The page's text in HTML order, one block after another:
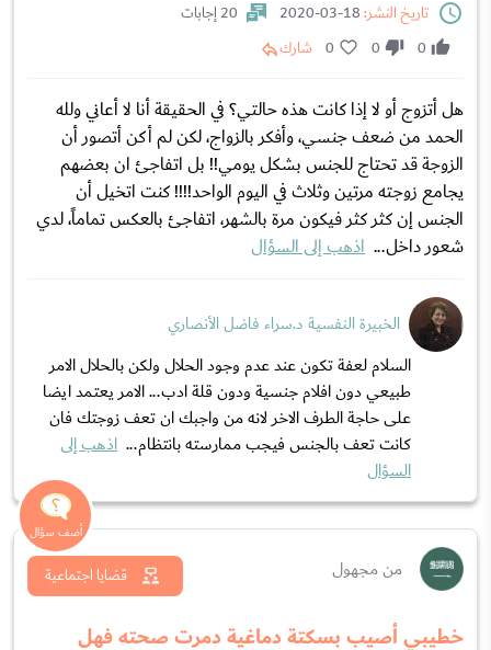
تاريخ النشر:
20 إجابات
0
0
0 شارك
هل أتزوج أو لا إذا كانت هذه حالتي؟ في الحقيقة أنا لا أعاني ولله
الحمد من ضعف جنسي، وأفكر بالزواج، لكن لم أكن أتصور أن
الزوجة قد تحتاج للجنس بشكل يومي!! بل اتفاجئ ان بعضهم
يجامع زوجته مرتين وثلاث في اليوم الواحد!!!! كنت اتخيل أن
الجنس إن كثر كثر فيكون مرة بالشهر، اتفاجئ بالعكس تماماً، لدي
شعور داخل... اذهب إلى السؤال
الخبيرة النفسية د.سراء فاضل الأنصاري
السلام لعفة تكون عند عدم وجود الحلال ولكن بالحلال الامر
طبيعي دون افلام جنسية ودون قلة ادب... الامر يعتمد ايضا
على حاجة الطرف الاخر لانه من واجبك ان تعف زوجتك فان
كانت تعف بالجنس فيجب ممارسته بانتظام... اذهب إلى
السؤال
من مجهول
خطيبي أصيب بسكتة دماغية دمرت صحته فهل
قضايا اجتماعية